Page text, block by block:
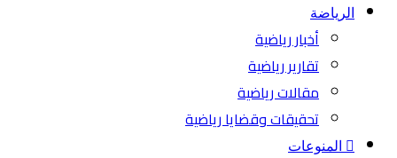
الرياضة
أخبار رياضية
تقارير رياضية
مقالات رياضية
تحقيقات وقضايا رياضية
المنوعات